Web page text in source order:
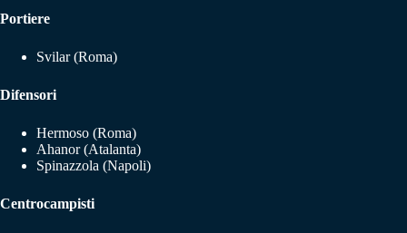
Portiere
Svilar (Roma)
Difensori
Hermoso (Roma)
Ahanor (Atalanta)
Spinazzola (Napoli)
Centrocampisti